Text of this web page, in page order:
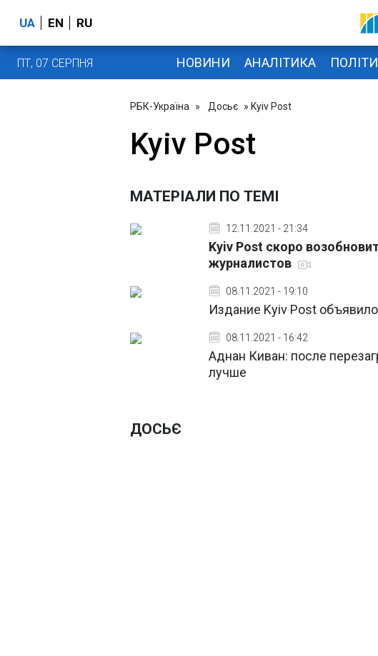
UA EN RU
ПТ, 07 СЕРПНЯ НОВИНИ АНАЛІТИКА
РБК-Україна » Досьє » Kyiv Post
Kyiv Post
МАТЕРІАЛИ ПО ТЕМІ
12.11.2021 - 21:34
Kyiv Post скоро
журналистов
08.11.2021 - 19:10
Издание Kyiv Post
08.11.2021 - 16:42
Аднан Киван: после
лучше
ДОСЬЄ